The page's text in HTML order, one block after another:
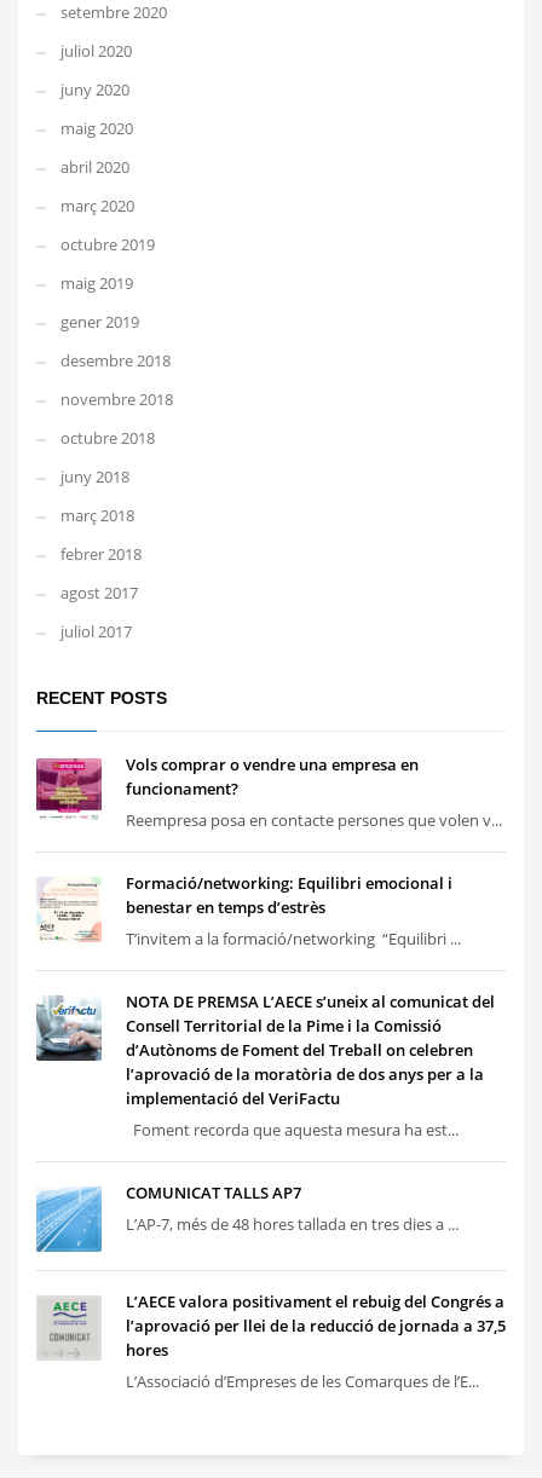
setembre 2020
juliol 2020
juny 2020
maig 2020
abril 2020
març 2020
octubre 2019
maig 2019
gener 2019
desembre 2018
novembre 2018
octubre 2018
juny 2018
març 2018
febrer 2018
agost 2017
juliol 2017
RECENT POSTS
Vols comprar o vendre una empresa en
funcionament?
Reempresa posa en contacte persones que volen v...
Formació/networking: Equilibri emocional i
benestar en temps d’estrès
T’invitem a la formació/networking “Equilibri ...
NOTA DE PREMSA L’AECE s’uneix al comunicat del
Consell Territorial de la Pime i la Comissió
d’Autònoms de Foment del Treball on celebren
l’aprovació de la moratòria de dos anys per a la
implementació del VeriFactu
Foment recorda que aquesta mesura ha est...
COMUNICAT TALLS AP7
L’AP-7, més de 48 hores tallada en tres dies a ...
L’AECE valora positivament el rebuig del Congrés a
l’aprovació per llei de la reducció de jornada a 37,5
hores
L’Associació d’Empreses de les Comarques de l’E...